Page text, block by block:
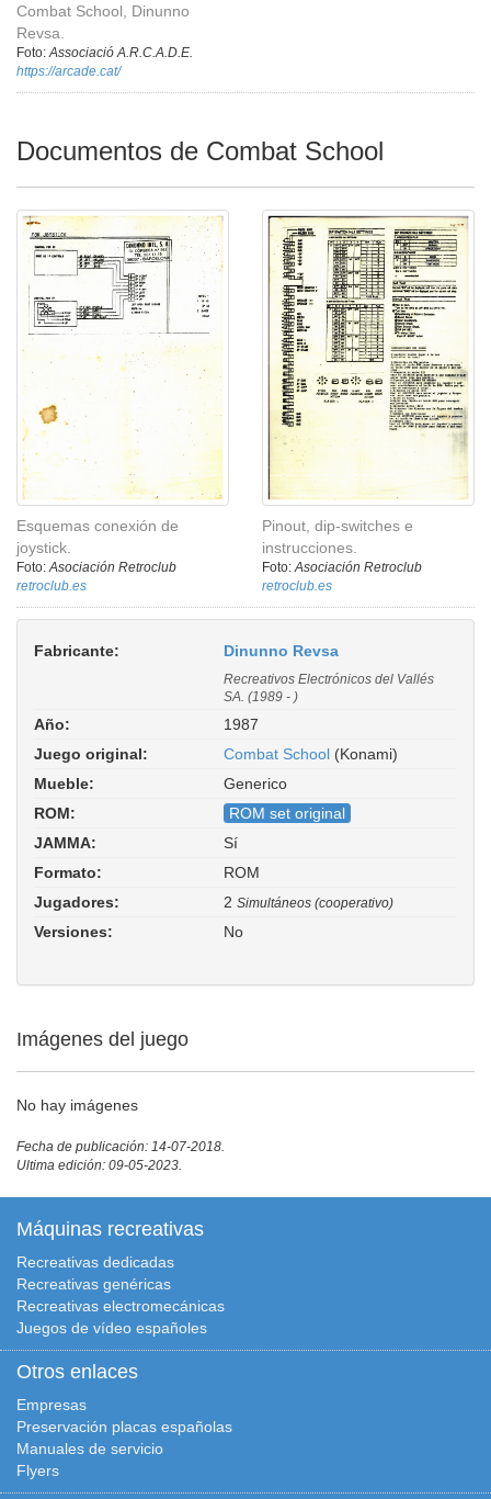
Combat School, Dinunno
Revsa.
Foto:Associació A.R.C.A.D.E.
https://arcade.cat/
Documentos de Combat School
Esquemas conexión de
joystick.
Foto:Asociación Retroclub
retroclub.es
Pinout, dip-switches e
instrucciones.
Foto:Asociación Retroclub
retroclub.es
Fabricante: Dinunno Revsa
Recreativos Electrónicos del Vallés
SA. (1989 - )
Año:
1987
Juego original:
Combat School (Konami)
Mueble:
Generico
ROM:
ROM set original
JAMMA:
Sí
Formato:
ROM
Jugadores:
2 Simultáneos (cooperativo)
Versiones: No
Imágenes del juego
No hay imágenes
Fecha de publicación: 14-07-2018.
Ultima edición: 09-05-2023.
Máquinas recreativas
Recreativas dedicadas
Recreativas genéricas
Recreativas electromecánicas
Juegos de vídeo españoles
Otros enlaces
Empresas
Preservación placas españolas
Manuales de servicio
Flyers